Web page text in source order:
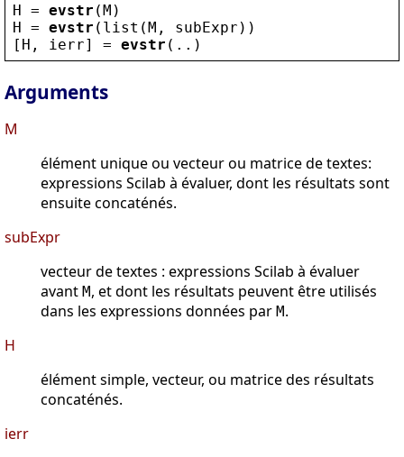
H = evstr (M )
H = evstr ( list (M , subExpr ))
[ H , ierr] = evstr (..)
Arguments
M
élément unique ou vecteur ou matrice de textes:
expressions Scilab à évaluer, dont les résultats sont
ensuite concaténés.
subExpr
vecteur de textes : expressions Scilab à évaluer
avant M, et dont les résultats peuvent être utilisés
dans les expressions données par M.
H
élément simple, vecteur, ou matrice des résultats
concaténés.
ierr